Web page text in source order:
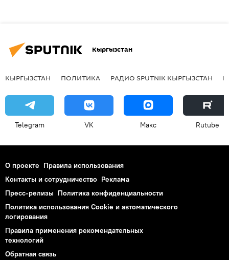
Кыргызстан
КЫРГЫЗСТАН ПОЛИТИКА РАДИО SPUTNIK КЫРГЫЗСТАН
Telegram VK Макс Rutube
О проекте Правила использования
Контакты и сотрудничество Реклама
Пресс-релизы Политика конфиденциальности
Политика использования Cookie и автоматического
логирования
Правила применения рекомендательных
технологий
Обратная связь